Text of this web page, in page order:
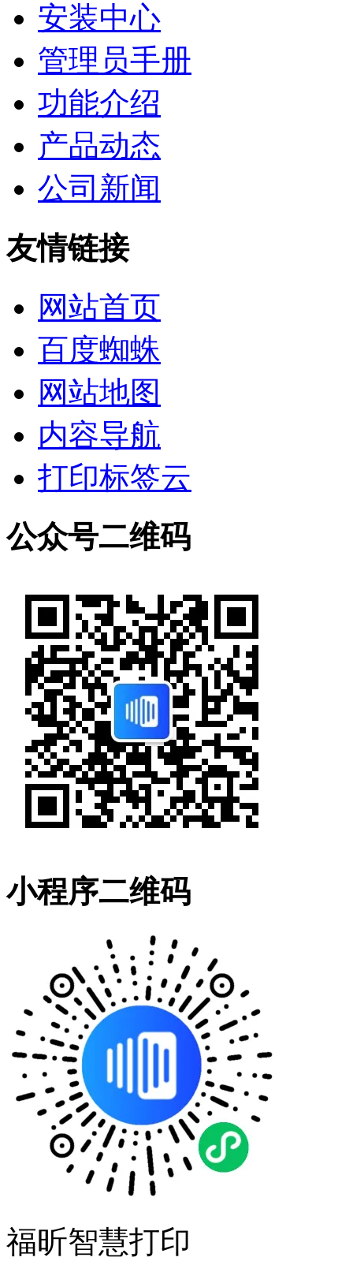
安装中心
管理员手册
功能介绍
产品动态
公司新闻
友情链接
网站首页
百度蜘蛛
网站地图
内容导航
打印标签云
公众号二维码
小程序二维码
福昕智慧打印